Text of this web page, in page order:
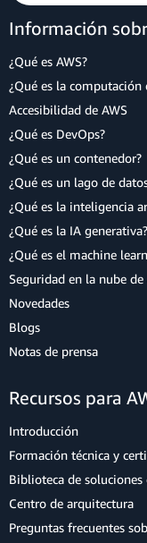
Información
¿Qué es AWS?
¿Qué es la computación
Accesibilidad de AWS
¿Qué es DevOps?
¿Qué es un contenedor?
¿Qué es un lago de
¿Qué es la inteligencia
¿Qué es la IA generativa?
¿Qué es el machine
Seguridad en la nube de
Novedades
Blogs
Notas de prensa
Recursos para
Introducción
Formación técnica y
Biblioteca de soluciones
Centro de arquitectura
Preguntas frecuentes